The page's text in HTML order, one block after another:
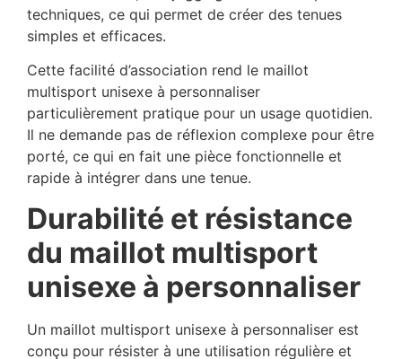
techniques, ce qui permet de créer des tenues
simples et efficaces.
Cette facilité d’association rend le maillot
multisport unisexe à personnaliser
particulièrement pratique pour un usage quotidien.
Il ne demande pas de réflexion complexe pour être
porté, ce qui en fait une pièce fonctionnelle et
rapide à intégrer dans une tenue.
Durabilité et résistance
du maillot multisport
unisexe à personnaliser
Un maillot multisport unisexe à personnaliser est
conçu pour résister à une utilisation régulière et